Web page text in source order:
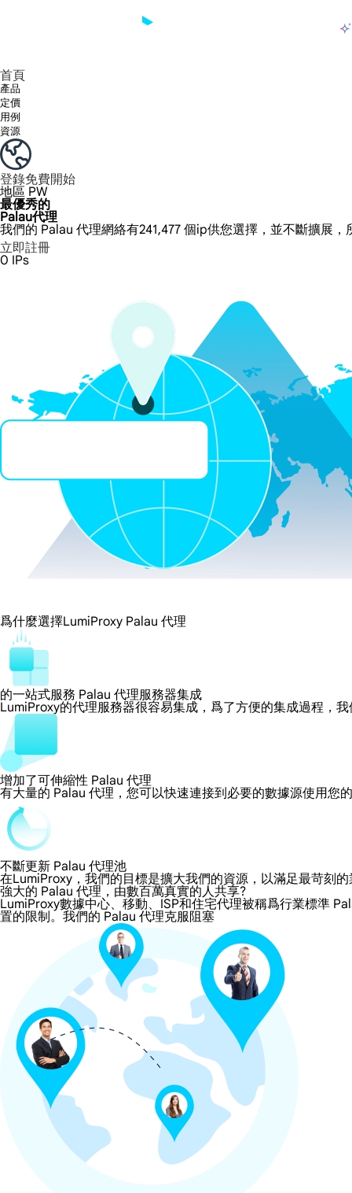
首頁
產品
定價
用例
資源
登錄免費開始
地區 PW
最優秀的
Palau代理
我們的 Palau 代理網絡有241,477 個ip供您選擇，並不斷擴展
立即註冊
0 IPs
爲什麼選擇LumiProxy Palau 代理
的一站式服務 Palau 代理服務器集成
LumiProxy的代理服務器很容易集成，爲了方便的集成過程，
增加了可伸縮性 Palau 代理
有大量的 Palau 代理，您可以快速連接到必要的數據源使用您
不斷更新 Palau 代理池
在LumiProxy，我們的目標是擴大我們的資源，以滿足最苛刻
強大的 Palau 代理，由數百萬真實的人共享?
LumiProxy數據中心、移動、ISP和住宅代理被稱爲行業標準
置的限制。我們的 Palau 代理克服阻塞